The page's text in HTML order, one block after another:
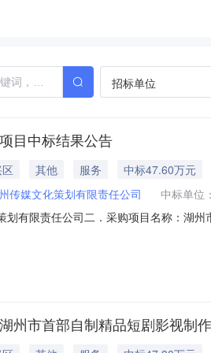
招标单位
目中标结果公告
其他 服务
中标47.60万元
传媒文化策划有限责任公司 中标单位：
划有限责任公司二．采购项目名称：湖
九．其它事项：本项目公告期限为1个
州市首部自制精品短剧影视制